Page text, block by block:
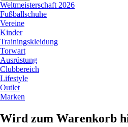
Weltmeisterschaft 2026
Fußballschuhe
Vereine
Kinder
Trainingskleidung
Torwart
Ausrüstung
Clubbereich
Lifestyle
Outlet
Marken
Wird zum Warenkorb